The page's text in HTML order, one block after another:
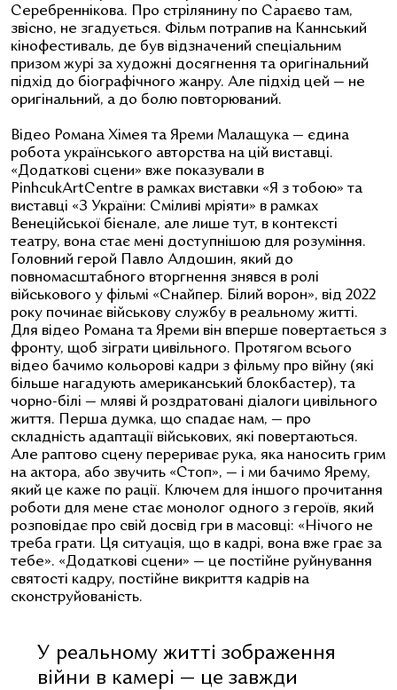
Серебреннікова.
Про стрілянину по Сараєво там,
звісно, не згадується. Фільм потрапив на Каннський
кінофестиваль, де був відзначений спеціальним
призом журі за художні досягнення та оригінальний
підхід до біографічного жанру. Але підхід цей — не
оригінальний, а до болю повторюваний.
Відео Романа Хімея та Яреми Малащука — єдина
робота українського авторства на цій виставці.
«Додаткові сцени» вже показували в
PinhcukArtCentre в рамках виставки «Я з тобою» та
виставці «З України: Сміливі мріяти» в рамках
Венеційської бієнале, але лише тут, в контексті
театру, вона стає мені доступнішою для розуміння.
Головний герой
Павло Алдошин, який до
повномасштабного вторгнення знявся в ролі
військового у фільмі «Снайпер. Білий ворон», від 2022
року починає військову службу в реальному житті.
Для відео Романа та Яреми він вперше повертається з
фронту, щоб зіграти цивільного. Протягом всього
відео бачимо кольорові кадри з фільму про війну (які
більше нагадують американський блокбастер), та
чорно-білі — мляві й роздратовані діалоги цивільного
життя. Перша думка, що спадає нам, — про
складність адаптації військових, які повертаються.
Але раптово сцену перериває рука, яка наносить грим
на актора, або звучить «Стоп», — і ми бачимо Ярему,
який це каже по рації. Ключем для іншого прочитання
роботи для мене стає монолог одного з героїв, який
розповідає про свій досвід гри в масовці: «Нічого не
треба грати. Ця ситуація, що в кадрі, вона вже грає за
тебе». «Додаткові сцени» — це постійне руйнування
святості кадру, постійне викриття кадрів на
сконструйованість.
У реальному житті зображення
війни в камері — це завжди